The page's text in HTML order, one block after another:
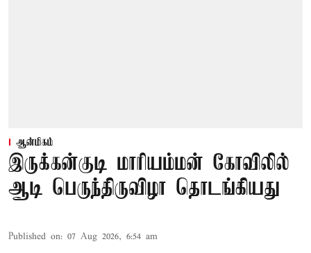
ஆன்மிகம்
இருக்கன்குடி மாரியம்மன் கோவிலில்
ஆடி பெருந்திருவிழா தொடங்கியது
Published on: 07 Aug 2026, 6:54 am